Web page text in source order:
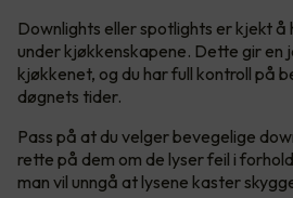
Downlights eller spotlights er kjekt å
under kjøkkenskapene. Dette gir en
kjøkkenet, og du har full kontroll på
døgnets tider.
Pass på at du velger bevegelige
rette på dem om de lyser feil i
man vil unngå at lysene kaster